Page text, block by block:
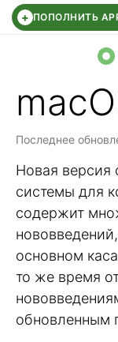
+ ПОПОЛНИТЬ
СБЕР
Последнее
Новая версия
системы для
содержит
основном
то же время
обновленным